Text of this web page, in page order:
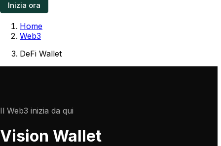
Inizia ora
Home
Web3
DeFi Wallet
Il Web3 inizia da qui
Vision Wallet